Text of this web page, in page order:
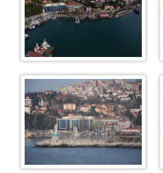
ADLİ YARGI
Ceza Mahkemeleri
Ağır Ceza Mahkemeleri
2. Ağır Ceza Mahkemesi
3. Ağır Ceza Mahkemesi
Asliye Ceza Mahkemeleri
1. Asliye Ceza Mahkemesi
2. Asliye Ceza Mahkemesi